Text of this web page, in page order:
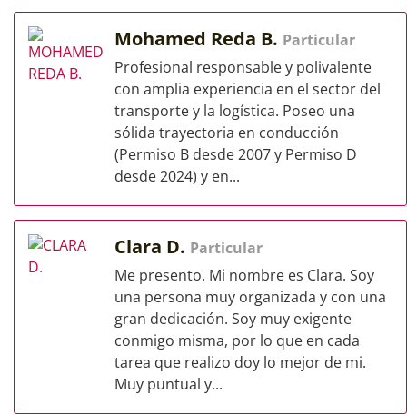
Mohamed Reda B. Particular
Profesional responsable y polivalente
con amplia experiencia en el sector del
transporte y la logística. Poseo una
sólida trayectoria en conducción
(Permiso B desde 2007 y Permiso D
desde 2024) y en...
Clara D. Particular
Me presento. Mi nombre es Clara. Soy
una persona muy organizada y con una
gran dedicación. Soy muy exigente
conmigo misma, por lo que en cada
tarea que realizo doy lo mejor de mi.
Muy puntual y...